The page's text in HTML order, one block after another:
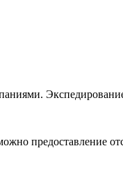
предоставление